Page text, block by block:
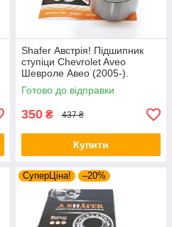
Shafer Австрія! Підшипник
ступіци Chevrolet Aveo
Шевроле Авео (2005-).
Передній. VKBA3256 ,
R153.14 , 713644160
Готово до відправки
350 ₴ 437 ₴
Купити
СуперЦіна! –20%